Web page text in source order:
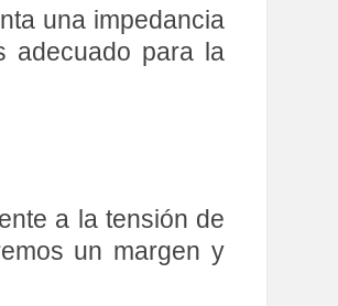
una impedancia
adecuado para la
a la tensión de
un margen y